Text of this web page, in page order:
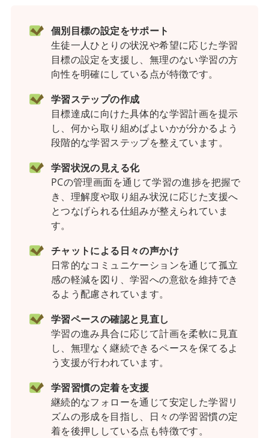
個別目標の設定をサポート
生徒一人ひとりの状況や希望に応じた学習
目標の設定を支援し、無理のない学習の方
向性を明確にしている点が特徴です。
学習ステップの作成
目標達成に向けた具体的な学習計画を提示
し、何から取り組めばよいかが分かるよう
段階的な学習ステップを整えています。
学習状況の見える化
PCの管理画面を通じて学習の進捗を把握で
き、理解度や取り組み状況に応じた支援へ
とつなげられる仕組みが整えられていま
す。
チャットによる日々の声かけ
日常的なコミュニケーションを通じて孤立
感の軽減を図り、学習への意欲を維持でき
るよう配慮されています。
学習ペースの確認と見直し
学習の進み具合に応じて計画を柔軟に見直
し、無理なく継続できるペースを保てるよ
う支援が行われています。
学習習慣の定着を支援
継続的なフォローを通じて安定した学習リ
ズムの形成を目指し、日々の学習習慣の定
着を後押ししている点も特徴です。